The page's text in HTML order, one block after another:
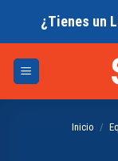
¿Tienes un
Inicio /